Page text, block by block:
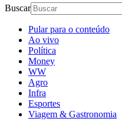
Buscar
Pular para o conteúdo
Ao vivo
Política
Money
WW
Agro
Infra
Esportes
Viagem & Gastronomia